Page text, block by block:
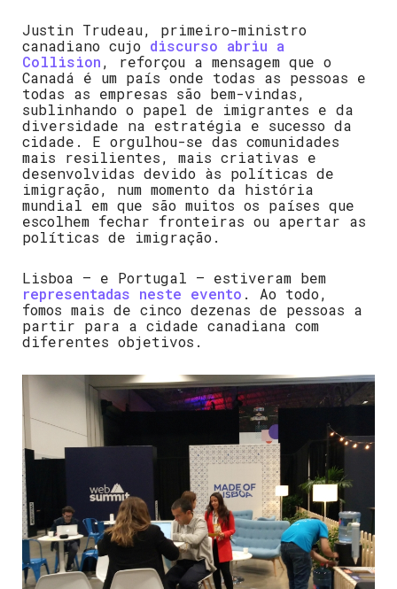
Justin Trudeau, primeiro-ministro
canadiano cujo discurso abriu a
Collision, reforçou a mensagem que o
Canadá é um país onde todas as pessoas e
todas as empresas são bem-vindas,
sublinhando o papel de imigrantes e da
diversidade na estratégia e sucesso da
cidade. E orgulhou-se das comunidades
mais resilientes, mais criativas e
desenvolvidas devido às políticas de
imigração, num momento da história
mundial em que são muitos os países que
escolhem fechar fronteiras ou apertar as
políticas de imigração.
Lisboa – e Portugal – estiveram bem
representadas neste evento . Ao todo,
fomos mais de cinco dezenas de pessoas a
partir para a cidade canadiana com
diferentes objetivos.